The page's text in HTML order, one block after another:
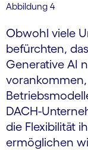
Abbildung 4
Obwohl viele
befürchten,
Generative AI
DACH-
die Flexibilität
ermöglichen